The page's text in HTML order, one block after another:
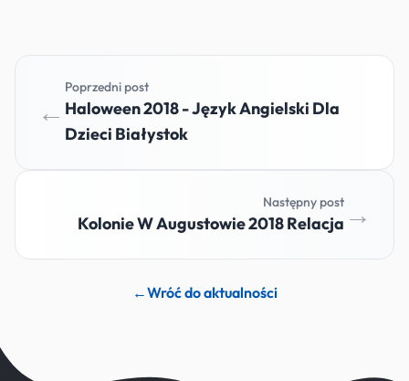
←
Poprzedni post
Haloween 2018 - Język Angielski Dla
Dzieci Białystok
Następny post
Kolonie W Augustowie 2018 Relacja →
←Wróć do aktualności